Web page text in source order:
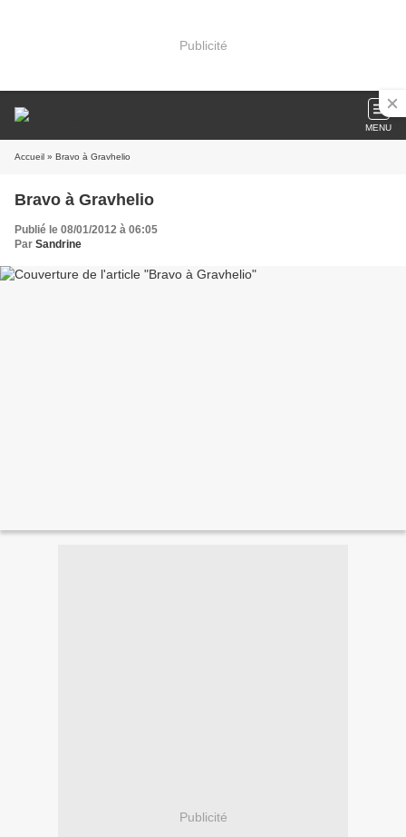
Publicité
MENU
Accueil » Bravo à Gravhelio
Bravo à Gravhelio
Publié le 08/01/2012 à 06:05
Par Sandrine
Publicité